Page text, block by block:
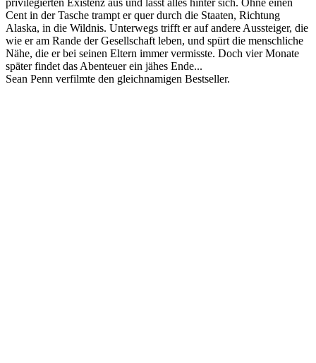
Cent in der Tasche trampt er quer durch die Staaten, Richtung
Alaska, in die Wildnis. Unterwegs trifft er auf andere Aussteiger, die
wie er am Rande der Gesellschaft leben, und spürt die menschliche
Nähe, die er bei seinen Eltern immer vermisste. Doch vier Monate
später findet das Abenteuer ein jähes Ende...
Sean Penn verfilmte den gleichnamigen Bestseller.